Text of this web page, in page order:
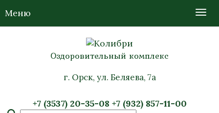
Оздоровительный комплекс
г. Орск, ул. Беляева, 7а
+7 (3537) 20-35-08 +7 (932) 857-11-00
Меню